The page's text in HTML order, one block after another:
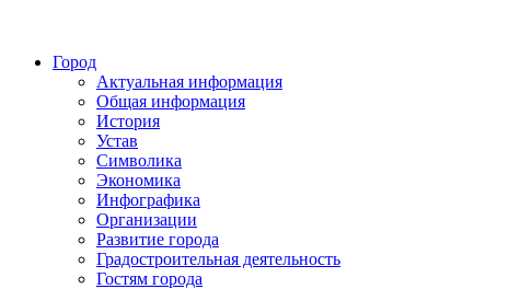
Город
Актуальная информация
Общая информация
История
Устав
Символика
Экономика
Инфографика
Организации
Развитие города
Градостроительная деятельность
Гостям города